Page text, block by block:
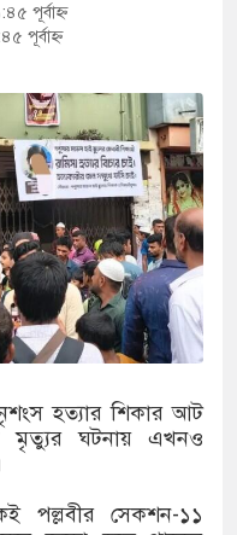
রঞ্জন
ড.
পূর্বাহ্ন
পূর্বাহ্ন
নৃশংস হত্যার শিকার আট
মৃত্যুর ঘটনায় এখনও
পল্লবীর সেকশন-১১